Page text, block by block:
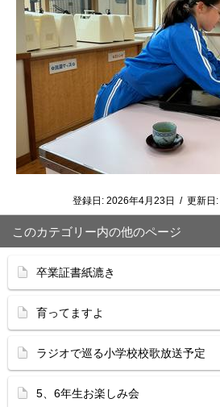
登録日: 2026年4月23日 / 更新日:
このカテゴリー内の他のページ
卒業証書紙漉き
育ってますよ
ラジオで巡る小学校校歌放送予定
5、6年生お楽しみ会